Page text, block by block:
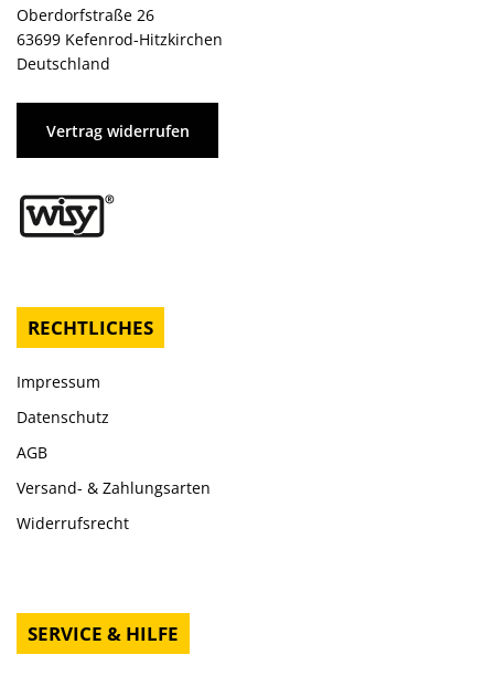
Oberdorfstraße 26
63699 Kefenrod-Hitzkirchen
Deutschland
Vertrag widerrufen
RECHTLICHES
Impressum
Datenschutz
AGB
Versand- & Zahlungsarten
Widerrufsrecht
SERVICE & HILFE